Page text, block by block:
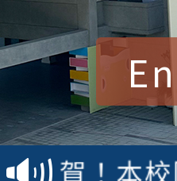
賀！本
賽 洪綺
賀！本